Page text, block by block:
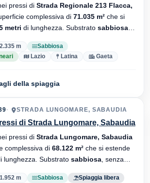
pressi di Strada Regionale 213 Flacca,
complessiva di 71.035 m² che si
metri di lunghezza. Substrato sabbiosa
2.335 m
Sabbiosa
Lazio Latina Gaeta
della spiaggia
STRADA LUNGOMARE, SABAUDIA
di Strada Lungomare, Sabaudia
pressi di Strada Lungomare, Sabaudia
complessiva di 68.122 m² che si estende
lunghezza. Substrato sabbiosa , senza
1.952 m Sabbiosa
Spiaggia libera